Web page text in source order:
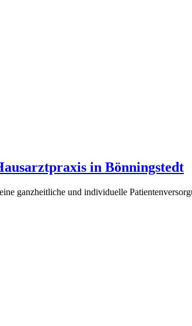
in Bönningstedt
ganzheitliche und individuelle